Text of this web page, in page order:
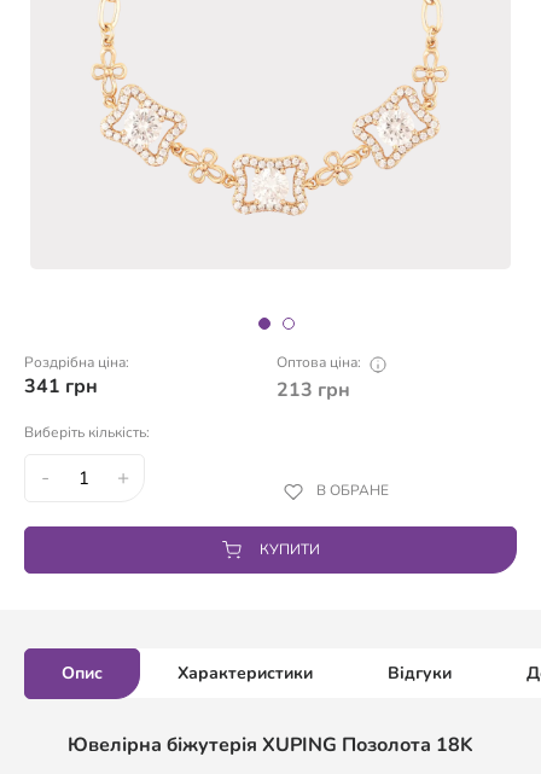
Роздрібна ціна:
341 грн
Оптова ціна:
213 грн
Виберіть кількість:
- + В ОБРАНЕ
КУПИТИ
Опис Характеристики Відгуки
Ювелірна біжутерія XUPING Позолота 18K